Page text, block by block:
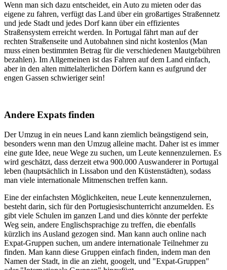
Wenn man sich dazu entscheidet, ein Auto zu mieten oder das
eigene zu fahren, verfügt das Land über ein großartiges Straßennetz
und jede Stadt und jedes Dorf kann über ein effizientes
Straßensystem erreicht werden. In Portugal fährt man auf der
rechten Straßenseite und Autobahnen sind nicht kostenlos (Man
muss einen bestimmten Betrag für die verschiedenen Mautgebühren
bezahlen). Im Allgemeinen ist das Fahren auf dem Land einfach,
aber in den alten mittelalterlichen Dörfern kann es aufgrund der
engen Gassen schwieriger sein!
Andere Expats finden
Der Umzug in ein neues Land kann ziemlich beängstigend sein,
besonders wenn man den Umzug alleine macht. Daher ist es immer
eine gute Idee, neue Wege zu suchen, um Leute kennenzulernen. Es
wird geschätzt, dass derzeit etwa 900.000 Auswanderer in Portugal
leben (hauptsächlich in Lissabon und den Küstenstädten), sodass
man viele internationale Mitmenschen treffen kann.
Eine der einfachsten Möglichkeiten, neue Leute kennenzulernen,
besteht darin, sich für den Portugiesischunterricht anzumelden. Es
gibt viele Schulen im ganzen Land und dies könnte der perfekte
Weg sein, andere Englischsprachige zu treffen, die ebenfalls
kürzlich ins Ausland gezogen sind. Man kann auch online nach
Expat-Gruppen suchen, um andere internationale Teilnehmer zu
finden. Man kann diese Gruppen einfach finden, indem man den
Namen der Stadt, in die an zieht, googelt, und "Expat-Gruppen"